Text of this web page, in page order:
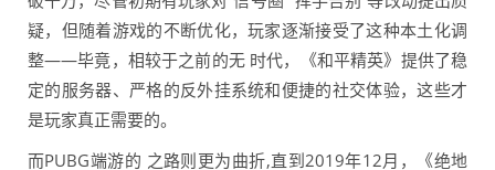
疑，但随着游戏的不断优化，玩家逐渐接受了这种本土化调
整——毕竟，相较于之前的无 时代，《和平精英》提供了稳
定的服务器、严格的反外挂系统和便捷的社交体验，这些才
是玩家真正需要的。
而PUBG端游的 之路则更为曲折,直到2019年12月，《绝地